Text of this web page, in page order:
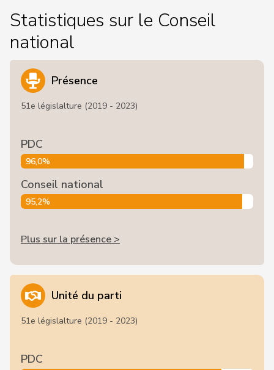
Statistiques sur le Conseil
national
Présence
51e législalture (2019 - 2023)
PDC
96,0%
Conseil national
95,2%
Plus sur la présence >
Unité du parti
51e législalture (2019 - 2023)
PDC